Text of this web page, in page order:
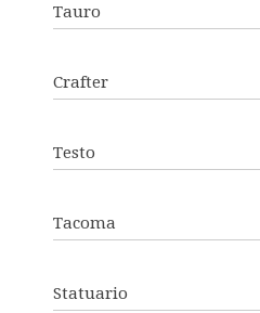
Tauro
Crafter
Testo
Tacoma
Statuario